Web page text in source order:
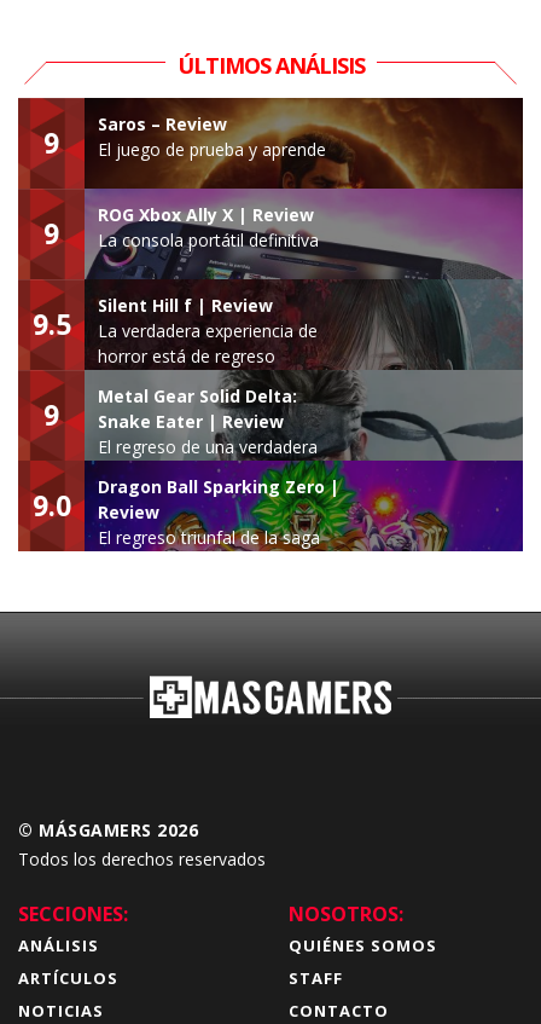
ÚLTIMOS ANÁLISIS
9
Saros – Review
El juego de prueba y aprende
9
ROG Xbox Ally X | Review
La consola portátil definitiva
9.5
Silent Hill f | Review
La verdadera experiencia de
horror está de regreso
9
Metal Gear Solid Delta:
Snake Eater | Review
El regreso de una verdadera
leyenda
9.0
Dragon Ball Sparking Zero |
Review
El regreso triunfal de la saga
© MÁSGAMERS 2026
Todos los derechos reservados
SECCIONES:
ANÁLISIS
ARTÍCULOS
NOTICIAS
NOSOTROS:
QUIÉNES SOMOS
STAFF
CONTACTO